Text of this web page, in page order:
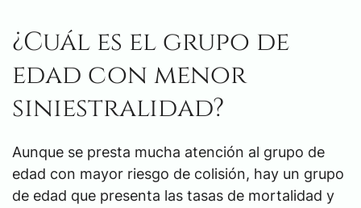
¿Cuál es el grupo de
edad con menor
siniestralidad?
Aunque se presta mucha atención al grupo de
edad con mayor riesgo de colisión, hay un grupo
de edad que presenta las tasas de mortalidad y